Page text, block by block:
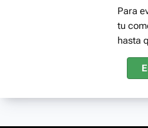
Para
tu
hasta